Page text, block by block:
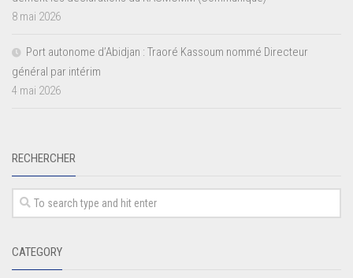
8 mai 2026
Port autonome d’Abidjan : Traoré Kassoum nommé Directeur
général par intérim
4 mai 2026
RECHERCHER
CATEGORY